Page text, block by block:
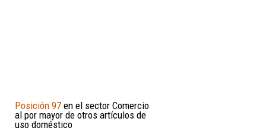
Posición 97 en el sector Comercio
al por mayor de otros artículos de
uso doméstico